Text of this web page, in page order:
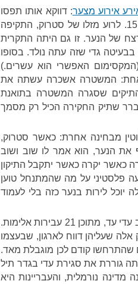
אירוע מצער: דווקא אותו תפסו
בעת תקיפה של פלסטיני, ספציפית רועה בן 15. לרוע מזלו של סטרוק, התקיפה
של הנער. זו גם היתה התקרית
גדי שזה עתה נולד. בסופו
האפשרי הוא עשרים.)
המשטרה אשכרה עשתה את
שסגרה המשטרה בתואנת
שתיק החקירה הכיל רק מסמך
מבחינה אחרת: כאשר סטרוק,
הנער, הוא אמר לו שוב ושוב
כאשר יקרה כאשר יתקבל התיקון
פלסטיני על מה שהמתנחל טוען
יוכל לירות בנער כזה בלי לעמוד
"יש דין" מנה 96 עבירות פליליות שבוצעו סביב עדי עד, מתוכן 21 עבירות אלימות.
שעליהן דווח לארגון, שבעצמו
אירועים שהתרחשו קודם לכן מוגבלת מאד.
גוררת את סגירת עדי בגדר תיל
מדינה נורמלית, והעבריינות היא